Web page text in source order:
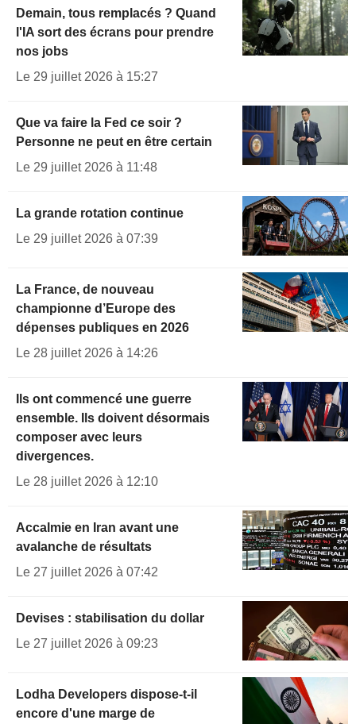
Demain, tous remplacés ? Quand
l'IA sort des écrans pour prendre
nos jobs
Le 29 juillet 2026 à 15:27
Que va faire la Fed ce soir ?
Personne ne peut en être certain
Le 29 juillet 2026 à 11:48
La grande rotation continue
Le 29 juillet 2026 à 07:39
La France, de nouveau
championne d’Europe des
dépenses publiques en 2026
Le 28 juillet 2026 à 14:26
Ils ont commencé une guerre
ensemble. Ils doivent désormais
composer avec leurs
divergences.
Le 28 juillet 2026 à 12:10
Accalmie en Iran avant une
avalanche de résultats
Le 27 juillet 2026 à 07:42
Devises : stabilisation du dollar
Le 27 juillet 2026 à 09:23
Lodha Developers dispose-t-il
encore d'une marge de